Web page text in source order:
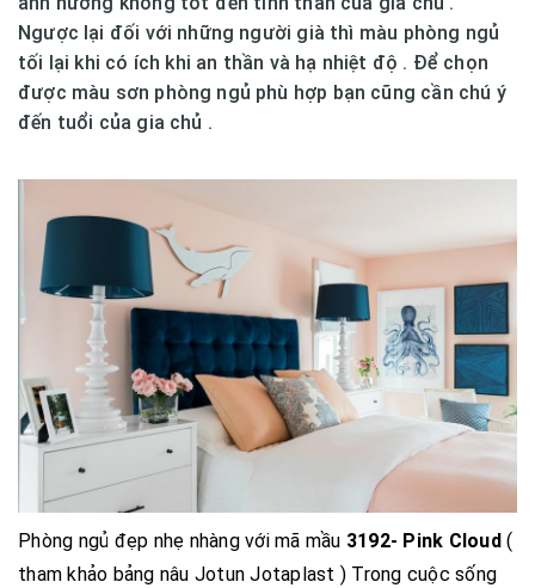
Ngược lại đối với những người già thì màu phòng ngủ
tối lại khi có ích khi an thần và hạ nhiệt độ . Để chọn
được màu sơn phòng ngủ phù hợp bạn cũng cần chú ý
đến tuổi của gia chủ .
Phòng ngủ đẹp nhẹ nhàng với mã mầu 3192- Pink Cloud(
tham khảo bảng nâu Jotun Jotaplast ) Trong cuộc sống